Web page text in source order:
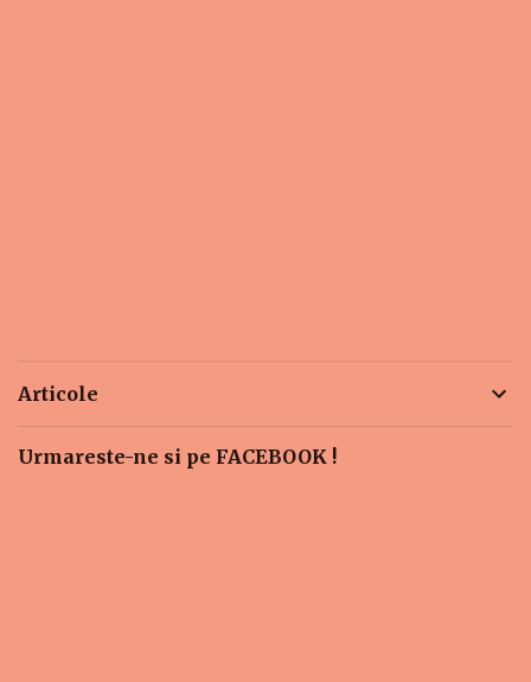
Articole
Urmareste-ne si pe FACEBOOK !